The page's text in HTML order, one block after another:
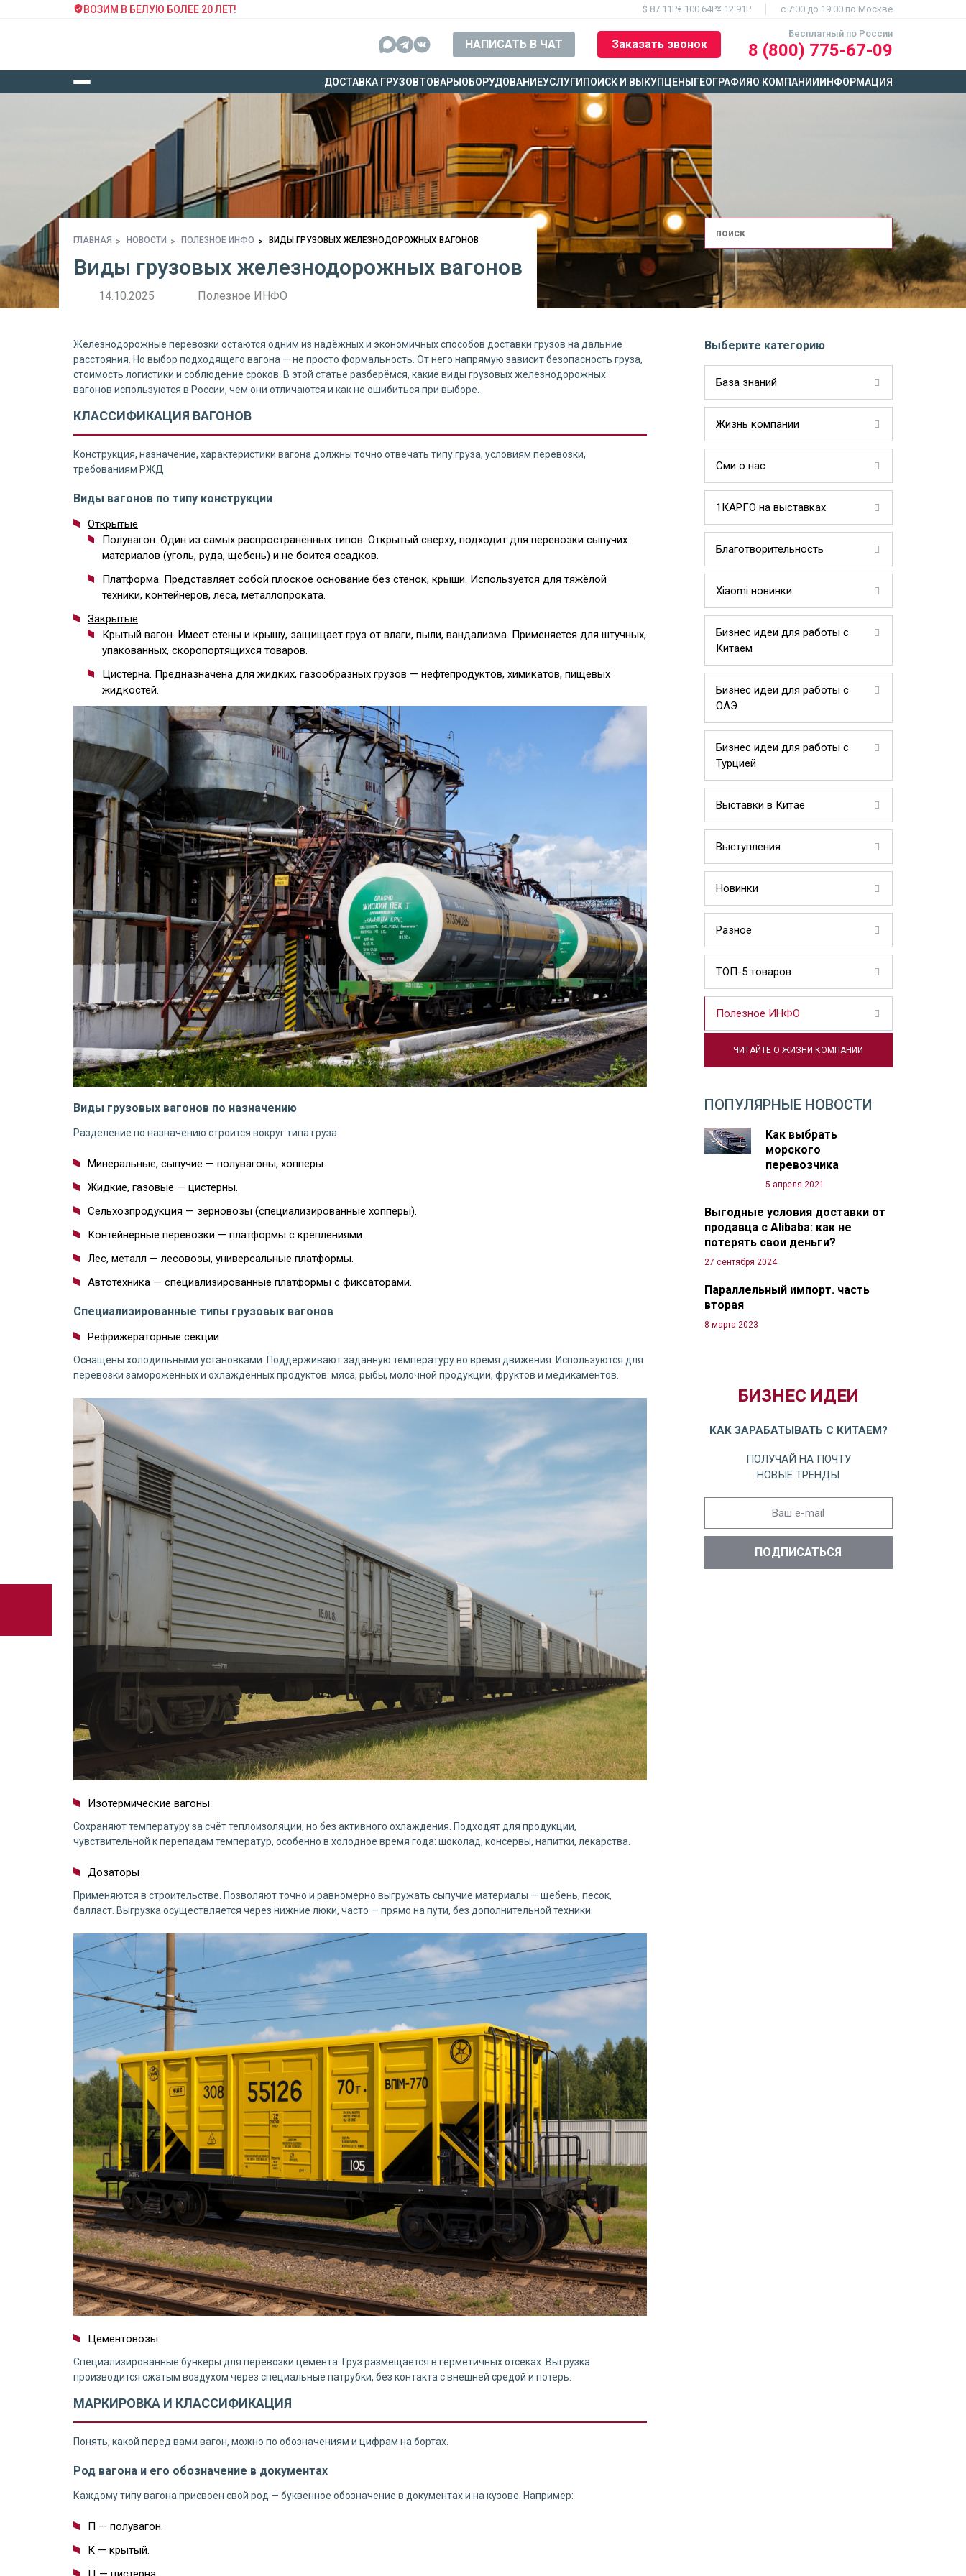
ВОЗИМ В БЕЛУЮ БОЛЕЕ 20 ЛЕТ! $ 87.11Р€ 100.64Р¥ 12.91Р c 7:00 до 19:00 по Москве
НАПИСАТЬ В ЧАТ Заказать звонок
Бесплатный по России
8 (800) 775-67-09
ДОСТАВКА ГРУЗОВТОВАРЫ ОБОРУДОВАНИЕУСЛУГИ ПОИСК И ВЫКУП ЦЕНЫ ГЕОГРАФИЯО КОМПАНИИ ИНФОРМАЦИЯ
ГЛАВНАЯ НОВОСТИ ПОЛЕЗНОЕ ИНФО ВИДЫ ГРУЗОВЫХ ЖЕЛЕЗНОДОРОЖНЫХ ВАГОНОВ
Виды грузовых железнодорожных вагонов
14.10.2025 Полезное ИНФО
Железнодорожные перевозки остаются одним из надёжных и экономичных способов доставки грузов на дальние
расстояния. Но выбор подходящего вагона — не просто формальность. От него напрямую зависит безопасность груза,
стоимость логистики и соблюдение сроков. В этой статье разберёмся, какие виды грузовых железнодорожных
вагонов используются в России, чем они отличаются и как не ошибиться при выборе.
КЛАССИФИКАЦИЯ ВАГОНОВ
Конструкция, назначение, характеристики вагона должны точно отвечать типу груза, условиям перевозки,
требованиям РЖД.
Виды вагонов по типу конструкции
Открытые
Полувагон. Один из самых распространённых типов. Открытый сверху, подходит для перевозки сыпучих
материалов (уголь, руда, щебень) и не боится осадков.
Платформа. Представляет собой плоское основание без стенок, крыши. Используется для тяжёлой
техники, контейнеров, леса, металлопроката.
Закрытые
Крытый вагон. Имеет стены и крышу, защищает груз от влаги, пыли, вандализма. Применяется для штучных,
упакованных, скоропортящихся товаров.
Цистерна. Предназначена для жидких, газообразных грузов — нефтепродуктов, химикатов, пищевых
жидкостей.
Виды грузовых вагонов по назначению
Разделение по назначению строится вокруг типа груза:
Минеральные, сыпучие — полувагоны, хопперы.
Жидкие, газовые — цистерны.
Сельхозпродукция — зерновозы (специализированные хопперы).
Контейнерные перевозки — платформы с креплениями.
Лес, металл — лесовозы, универсальные платформы.
Автотехника — специализированные платформы с фиксаторами.
Специализированные типы грузовых вагонов
Рефрижераторные секции
Оснащены холодильными установками. Поддерживают заданную температуру во время движения. Используются для
перевозки замороженных и охлаждённых продуктов: мяса, рыбы, молочной продукции, фруктов и медикаментов.
Изотермические вагоны
Сохраняют температуру за счёт теплоизоляции, но без активного охлаждения. Подходят для продукции,
чувствительной к перепадам температур, особенно в холодное время года: шоколад, консервы, напитки, лекарства.
Дозаторы
Применяются в строительстве. Позволяют точно и равномерно выгружать сыпучие материалы — щебень, песок,
балласт. Выгрузка осуществляется через нижние люки, часто — прямо на пути, без дополнительной техники.
Цементовозы
Специализированные бункеры для перевозки цемента. Груз размещается в герметичных отсеках. Выгрузка
производится сжатым воздухом через специальные патрубки, без контакта с внешней средой и потерь.
МАРКИРОВКА И КЛАССИФИКАЦИЯ
Понять, какой перед вами вагон, можно по обозначениям и цифрам на бортах.
Род вагона и его обозначение в документах
Каждому типу вагона присвоен свой род — буквенное обозначение в документах и на кузове. Например:
П — полувагон.
К — крытый.
Выберите категорию
База знаний
Жизнь компании
Сми о нас
1КАРГО на выставках
Благотворительность
Xiaomi новинки
Бизнес идеи для работы с
Китаем
Бизнес идеи для работы с
ОАЭ
Бизнес идеи для работы с
Турцией
Выставки в Китае
Выступления
Новинки
Разное
ТОП-5 товаров
Полезное ИНФО
ЧИТАЙТЕ О ЖИЗНИ КОМПАНИИ
ПОПУЛЯРНЫЕ НОВОСТИ
Как выбрать
морского
перевозчика
5 апреля 2021
Выгодные условия доставки от
продавца с Alibaba: как не
потерять свои деньги?
27 сентября 2024
Параллельный импорт. часть
вторая
8 марта 2023
БИЗНЕС ИДЕИ
КАК ЗАРАБАТЫВАТЬ С КИТАЕМ?
ПОЛУЧАЙ НА ПОЧТУ
НОВЫЕ ТРЕНДЫ